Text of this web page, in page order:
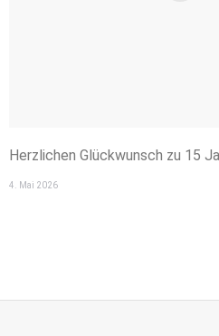
Herzlichen Glückwunsch zu 15
4. Mai 2026